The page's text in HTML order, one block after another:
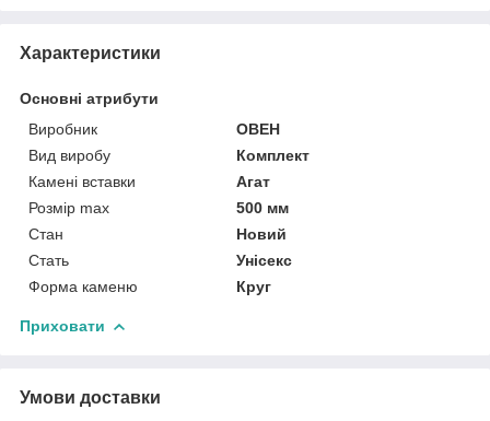
Характеристики
Основні атрибути
Виробник
ОВЕН
Вид виробу
Комплект
Камені вставки
Агат
Розмір max
500 мм
Стан
Новий
Стать
Унісекс
Форма каменю
Круг
Приховати
Умови доставки